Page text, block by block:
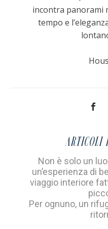
incontra panorami
tempo e
Articoli
Non è solo un
un’esperienza di
viaggio interiore
Per ognuno, un